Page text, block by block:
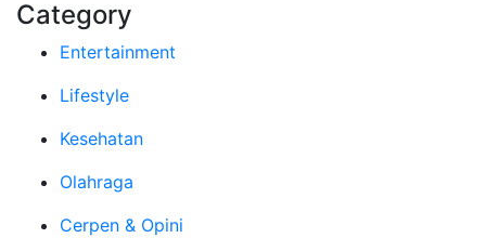
Category
Entertainment
Lifestyle
Kesehatan
Olahraga
Cerpen & Opini